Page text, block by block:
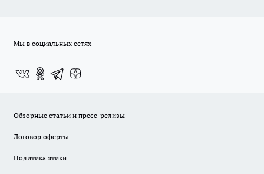
Мы в социальных сетях
Обзорные статьи и пресс-релизы
Договор оферты
Политика этики